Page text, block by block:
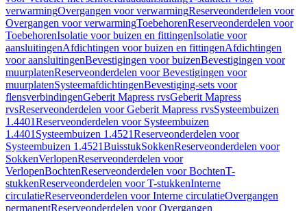
verwarmingOvergangen voor verwarmingReserveonderdelen voor
Overgangen voor verwarmingToebehorenReserveonderdelen voor
ToebehorenIsolatie voor buizen en fittingenIsolatie voor
aansluitingenAfdichtingen voor buizen en fittingenAfdichtingen
voor aansluitingenBevestigingen voor buizenBevestigingen voor
muurplatenReserveonderdelen voor Bevestigingen voor
muurplatenSysteemafdichtingenBevestiging-sets voor
flensverbindingenGeberit Mapress rvsGeberit Mapress
rvsReserveonderdelen voor Geberit Mapress rvsSysteembuizen
1.4401Reserveonderdelen voor Systeembuizen
1.4401 Systeembuizen 1.4521Reserveonderdelen voor
Systeembuizen 1.4521BuisstukSokkenReserveonderdelen voor
SokkenVerlopenReserveonderdelen voor
VerlopenBochtenReserveonderdelen voor BochtenT-
stukkenReserveonderdelen voor T-stukkenInterne
circulatieReserveonderdelen voor Interne circulatieOvergangen
permanentReserveonderdelen voor Overgangen